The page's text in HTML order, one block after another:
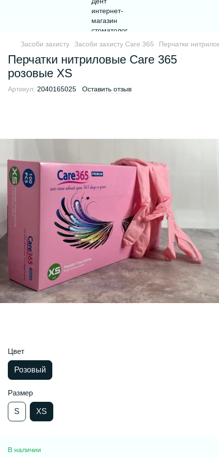
Засоби захисту Засоби захисту Care 365 Перчатки
Перчатки нитриловые Care 365
розовые XS
Артикул: 2040165025 Оставить отзыв
Цвет
Розовый
Размер
S XS
В наличии